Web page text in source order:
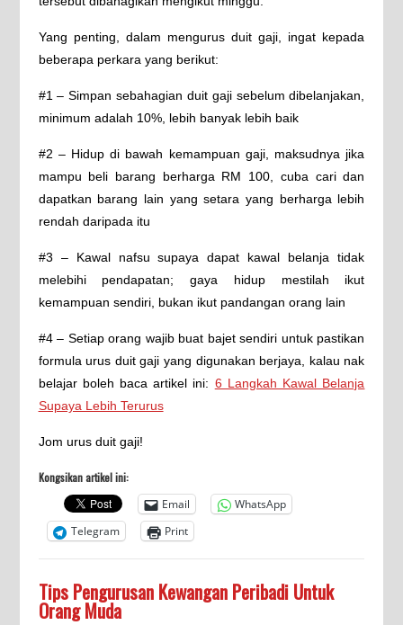
Yang penting, dalam mengurus duit gaji, ingat kepada
beberapa perkara yang berikut:
#1 – Simpan sebahagian duit gaji sebelum dibelanjakan,
minimum adalah 10%, lebih banyak lebih baik
#2 – Hidup di bawah kemampuan gaji, maksudnya jika
mampu beli barang berharga RM 100, cuba cari dan
dapatkan barang lain yang setara yang berharga lebih
rendah daripada itu
#3 – Kawal nafsu supaya dapat kawal belanja tidak
melebihi pendapatan; gaya hidup mestilah ikut
kemampuan sendiri, bukan ikut pandangan orang lain
#4 – Setiap orang wajib buat bajet sendiri untuk pastikan
formula urus duit gaji yang digunakan berjaya, kalau nak
belajar boleh baca artikel ini: 6 Langkah Kawal Belanja
Supaya Lebih Terurus
Jom urus duit gaji!
Kongsikan artikel ini:
Email
WhatsApp
Telegram
Print
Tips Pengurusan Kewangan Peribadi Untuk
Orang Muda